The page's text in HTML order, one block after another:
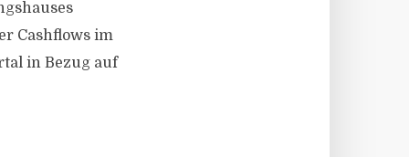
Cashflows im
in Bezug auf